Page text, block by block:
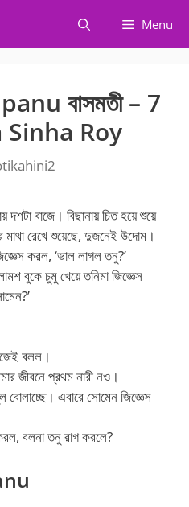
Menu
বাসমতী – 7
Roy
বাজে। বিছানায় চিত হয়ে শুয়ে
রেখে শুয়েছে, দুজনেই উদোম।
করল, ‘ভাল লাগল তনু?’
বুকে চুমু খেয়ে তনিমা জিজ্ঞেস
বলল।
জীবনে প্রথম নারী নও।
এবারে সোমেন জিজ্ঞেস
বলনা তনু রাগ করলে?